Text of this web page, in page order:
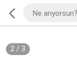
2/ 3